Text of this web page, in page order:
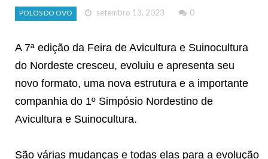
POLOS DO OVO setembro 13, 2023 0
A 7ª edição da Feira de Avicultura e Suinocultura
do Nordeste cresceu, evoluiu e apresenta seu
novo formato, uma nova estrutura e a importante
companhia do 1º Simpósio Nordestino de
Avicultura e Suinocultura.
São várias mudanças e todas elas para a evolução